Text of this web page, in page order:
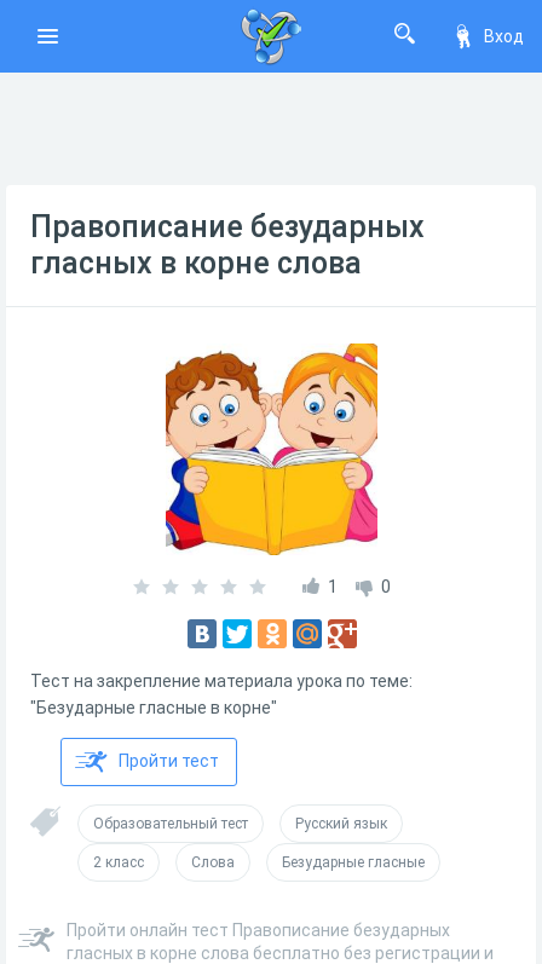
Вход
Правописание безударных
гласных в корне слова
1 0
Тест на закрепление материала урока по теме:
"Безударные гласные в корне"
Пройти тест
Образовательный тест Русский язык
2 класс Слова Безударные гласные
Пройти онлайн тест Правописание безударных
гласных в корне слова бесплатно без регистрации и